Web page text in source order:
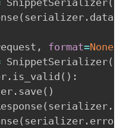
SnippetSerializer(
( serializer . data
, format=None
SnippetSerializer(
. is_valid ( ) :
. save( )
( serializer .
( serializer . errors